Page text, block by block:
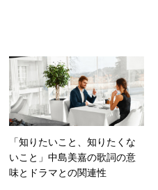
「知りたいこと、知りたくな
いこと」中島美嘉の歌詞の意
味とドラマとの関連性